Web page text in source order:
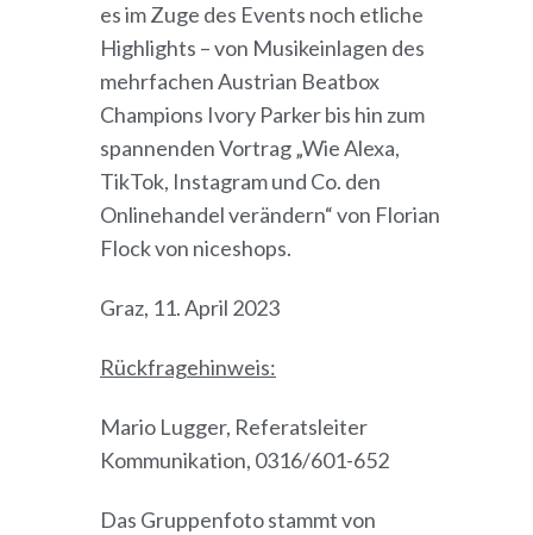
es im Zuge des Events noch etliche
Highlights – von Musikeinlagen des
mehrfachen Austrian Beatbox
Champions Ivory Parker bis hin zum
spannenden Vortrag „Wie Alexa,
TikTok, Instagram und Co. den
Onlinehandel verändern“ von Florian
Flock von niceshops.
Graz, 11. April 2023
Rückfragehinweis:
Mario Lugger, Referatsleiter
Kommunikation, 0316/601-652
Das Gruppenfoto stammt von